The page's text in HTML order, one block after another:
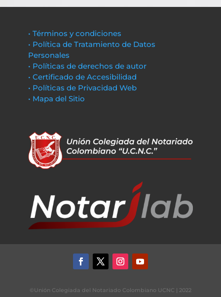
• Términos y condiciones
• Política de Tratamiento de Datos
Personales
• Políticas de derechos de autor
• Certificado de Accesibilidad
• Políticas de Privacidad Web
• Mapa del Sitio
©Unión Colegiada del Notariado Colombiano UCNC | 2022